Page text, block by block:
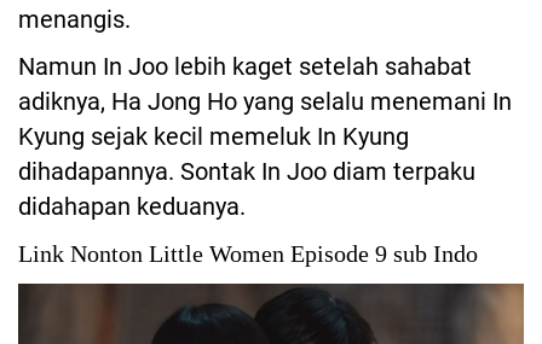
menangis.
Namun In Joo lebih kaget setelah sahabat
adiknya, Ha Jong Ho yang selalu menemani In
Kyung sejak kecil memeluk In Kyung
dihadapannya. Sontak In Joo diam terpaku
didahapan keduanya.
Link Nonton Little Women Episode 9 sub Indo